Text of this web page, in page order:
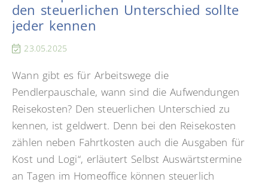
Kinder
den steuerlichen Unterschied sollte
jeder kennen
23.05.2025
Wann gibt es für Arbeitswege die
Pendlerpauschale, wann sind die Aufwendungen
Reisekosten? Den steuerlichen Unterschied zu
kennen, ist geldwert. Denn bei den Reisekosten
zählen neben Fahrtkosten auch die Ausgaben für
Kost und Logi“, erläutert Selbst Auswärtstermine
an Tagen im Homeoffice können steuerlich